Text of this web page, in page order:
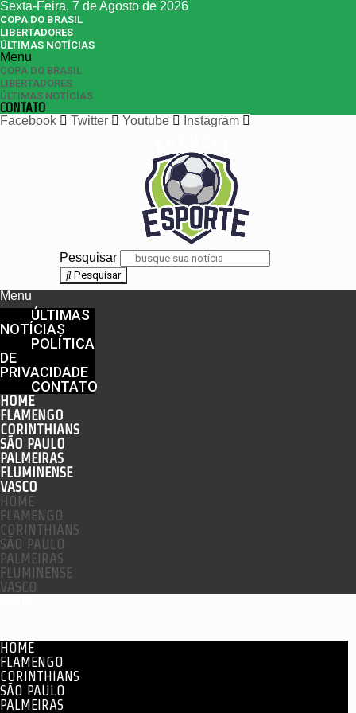
Sexta-Feira, 7 de Agosto de 2026
COPA DO BRASIL
LIBERTADORES
ÚLTIMAS NOTÍCIAS
Menu
COPA DO BRASIL
LIBERTADORES
ÚLTIMAS NOTÍCIAS
CONTATO
Facebook
Twitter Youtube Instagram
Pesquisar
Pesquisar
Menu
ÚLTIMAS
NOTÍCIAS
POLÍTICA
DE
PRIVACIDADE
CONTATO
HOME
FLAMENGO
CORINTHIANS
SÃO PAULO
PALMEIRAS
FLUMINENSE
VASCO
HOME
FLAMENGO
CORINTHIANS
SÃO PAULO
PALMEIRAS
FLUMINENSE
VASCO
HOME
FLAMENGO
CORINTHIANS
SÃO PAULO
PALMEIRAS